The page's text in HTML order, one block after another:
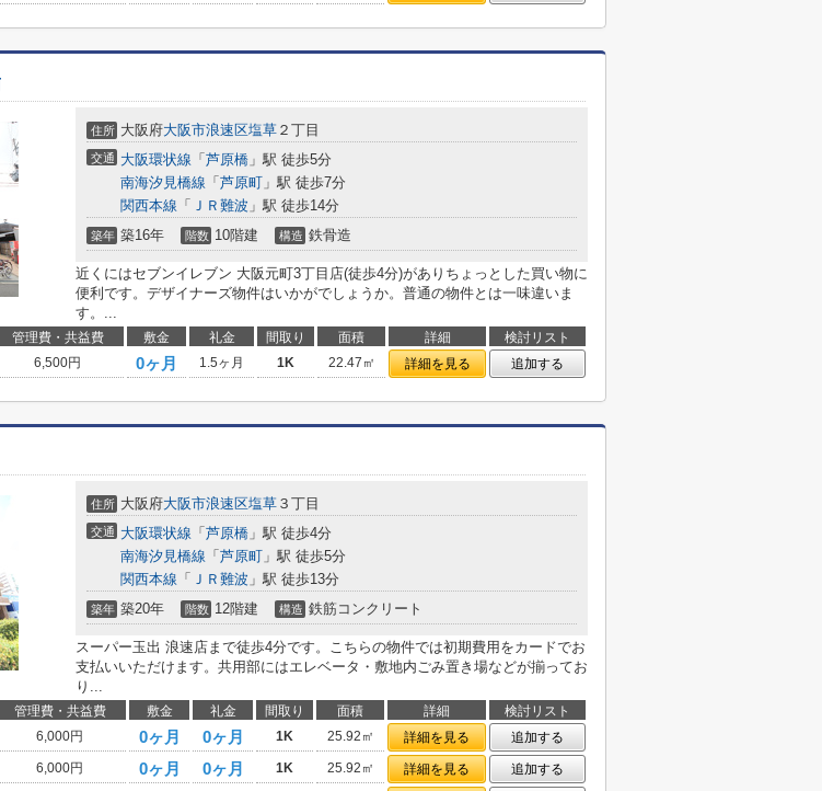
住所 大阪府大阪市浪速区塩草 ２丁目
交通 大阪環状線 「 芦原橋 」駅 徒歩5分
南海汐見橋線 「 芦原町 」駅 徒歩7分
関西本線 「 ＪＲ難波 」駅 徒歩14分
築年 築16年 階数 10階建 構造 鉄骨造
近くにはセブンイレブン 大阪元町3丁目店(徒歩4分)がありちょっとした買い物に
便利です。デザイナーズ物件はいかがでしょうか。普通の物件とは一味違いま
す。...
管理費・共益費 敷金 礼金 間取り 面積 詳細
検討リスト
6,500円 0ヶ月 1.5ヶ月 1K 22.47㎡ 詳細を見る 追加する
住所 大阪府大阪市浪速区塩草 ３丁目
交通 大阪環状線 「 芦原橋 」駅 徒歩4分
南海汐見橋線 「 芦原町 」駅 徒歩5分
関西本線 「 ＪＲ難波 」駅 徒歩13分
築年 築20年 階数 12階建 構造 鉄筋コンクリート
スーパー玉出 浪速店まで徒歩4分です。こちらの物件では初期費用をカードでお
支払いいただけます。共用部にはエレベータ・敷地内ごみ置き場などが揃ってお
り...
管理費・共益費 敷金 礼金 間取り 面積 詳細
検討リスト
6,000円 0ヶ月 0ヶ月 1K 25.92㎡ 詳細を見る
追加する
6,000円 0ヶ月 0ヶ月 1K 25.92㎡ 詳細を見る
追加する